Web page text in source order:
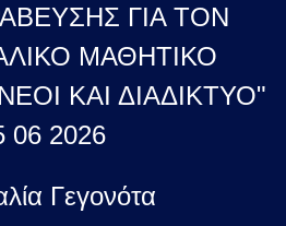
ΓΙΑ ΤΟΝ
ΜΑΘΗΤΙΚΟ
ΚΑΙ ΔΙΑΔΙΚΤΥΟ"
06 2026
Γεγονότα